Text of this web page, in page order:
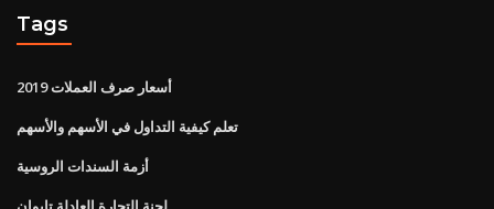
Tags
أسعار صرف العملات 2019
تعلم كيفية التداول في الأسهم والأسهم
أزمة السندات الروسية